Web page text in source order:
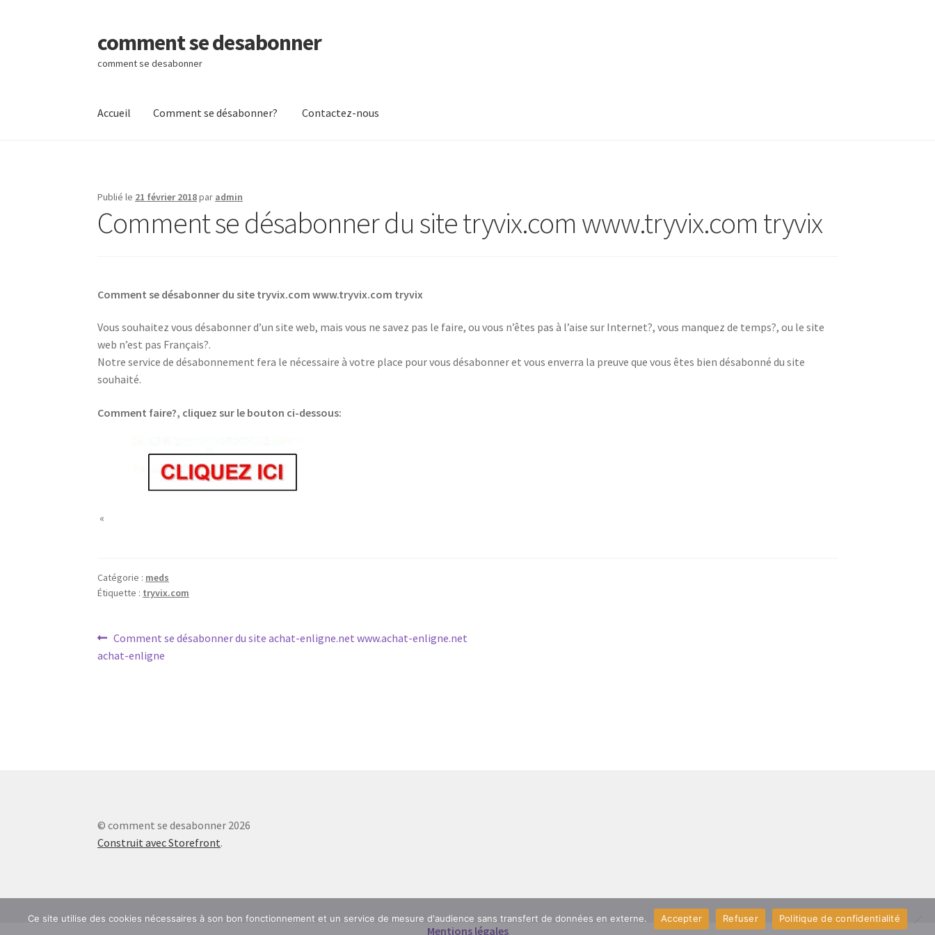
Aller
à
la
Aller
au
contenu
comment se desabonner
comment se desabonner
Accueil Comment se désabonner? Contactez-nous
Publié le 21 février 2018par admin
Comment se désabonner du site tryvix.com www.tryvix.com tryvix
Comment se désabonner du site tryvix.com www.tryvix.com tryvix
Vous souhaitez vous désabonner d’un site web, mais vous ne savez pas le faire, ou vous n’êtes pas à l’aise sur Internet?, vous manquez de temps?, ou le site
web n’est pas Français?.
Notre service de désabonnement fera le nécessaire à votre place pour vous désabonner et vous enverra la preuve que vous êtes bien désabonné du site
souhaité.
Comment faire?, cliquez sur le bouton ci-dessous:
«
Catégorie : meds
Étiquette : tryvix.com
Navigation
de
Article
précédent :
Comment se désabonner du site achat-enligne.net www.achat-enligne.net
achat-enligne
© comment se desabonner 2026
Construit avec Storefront.
Mentions légales
Ce site utilise des cookies nécessaires à son bon fonctionnement et un service de mesure d'audience sans transfert de données en externe. Accepter Refuser Politique de confidentialité